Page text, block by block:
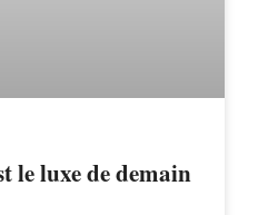
le luxe de demain